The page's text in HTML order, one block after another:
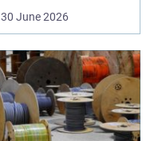
30 June 2026